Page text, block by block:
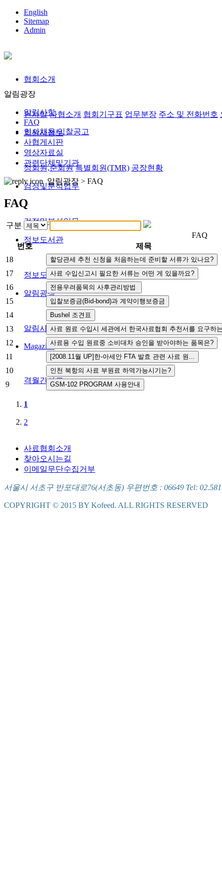
English
Sitemap
Admin
협회소개
인사말 사협소개 협회기구표 업무분장 주소 및 전화번호
회원사정보
정회원,준회원 특별회원(TMR) 공장현황
검정및분석업무
검정및분석업무
정보도서관
정보도서관
알림광장
알림사항 FAQ 인사채용/입찰공고 사협게시판 영상자료
Magazine
격월간사료
알림광장
알림사항
FAQ
인사채용/입찰공고
사협게시판
영상자료실
관련단체및기관
알림광장 > FAQ
FAQ
구분
FAQ
번호
제목
18
17
16
15
14
13
12
11
10
9
1
2
사료협회소개
찾아오시는길
이메일무단수집거부
서울시 서초구 반포대로76(서초동) 우편번호 : 06649 Tel:
COPYRIGHT © 2015 BY Kofeed. ALL RIGHTS RESERVED